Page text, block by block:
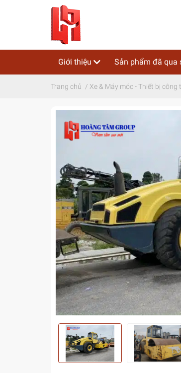
Giới thiệu Sản phẩm đã qua
Trang chủ / Xe & Máy móc - Thiết bị công